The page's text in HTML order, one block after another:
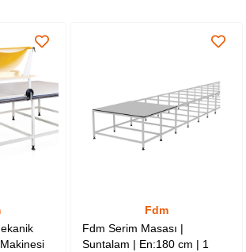
Fdm
Fdm Serim Masası |
Suntalam | En:180 cm | 1